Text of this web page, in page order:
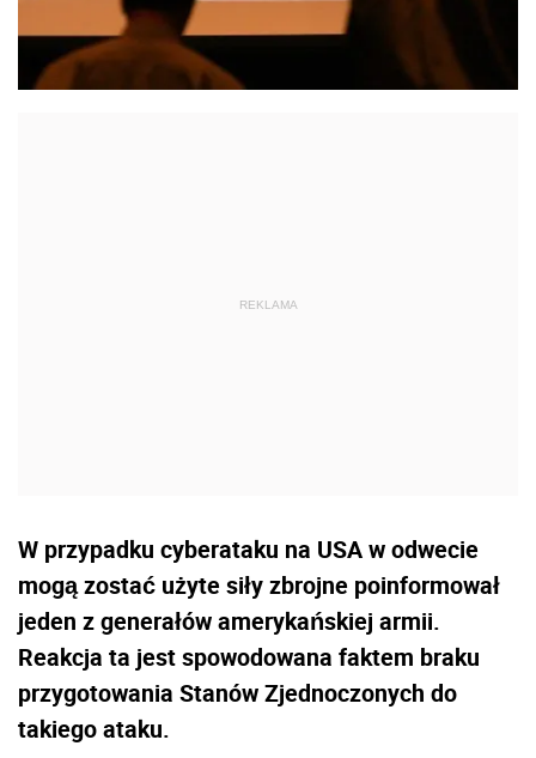
W przypadku cyberataku na USA w odwecie
mogą zostać użyte siły zbrojne poinformował
jeden z generałów amerykańskiej armii.
Reakcja ta jest spowodowana faktem braku
przygotowania Stanów Zjednoczonych do
takiego ataku.